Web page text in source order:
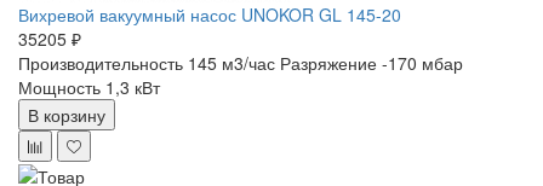
Вихревой вакуумный насос UNOKOR GL 145-20
35205 ₽
Производительность 145 м3/час Разряжение -170 мбар
Мощность 1,3 кВт
В корзину